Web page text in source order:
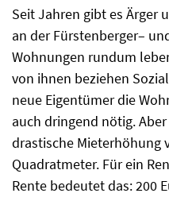
Seit Jahren gibt es Ärger
an der Fürstenberger–
Wohnungen rundum
von ihnen beziehen
neue Eigentümer die
auch dringend nötig.
drastische Mieterhöhung
Quadratmeter. Für ein
Rente bedeutet das: 200